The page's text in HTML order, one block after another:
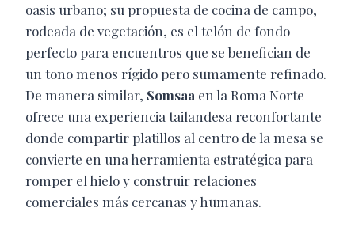
oasis urbano; su propuesta de cocina de campo,
rodeada de vegetación, es el telón de fondo
perfecto para encuentros que se benefician de
un tono menos rígido pero sumamente refinado.
De manera similar, Somsaa en la Roma Norte
ofrece una experiencia tailandesa reconfortante
donde compartir platillos al centro de la mesa se
convierte en una herramienta estratégica para
romper el hielo y construir relaciones
comerciales más cercanas y humanas.